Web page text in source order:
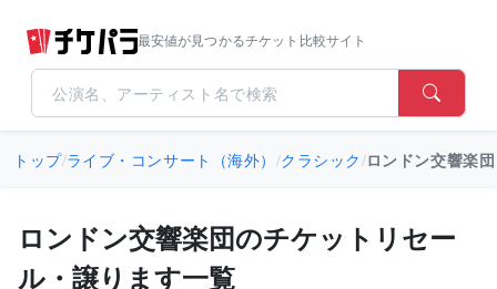
最安値が見つかるチケット比較サイト
トップ/ライブ・コンサート（海外） /クラシック /ロンドン交響楽団
ロンドン交響楽団のチケットリセー
ル・譲ります一覧